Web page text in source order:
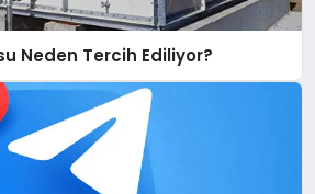
Neden Tercih Ediliyor?